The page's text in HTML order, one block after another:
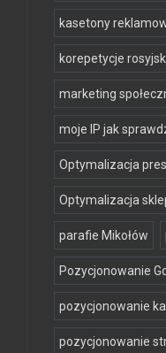
kasetony
korepetycje
marketing
moje IP jak
Optymalizacja
Optymalizacja
parafie Mikołów
Pozycjonowanie
pozycjonowanie
pozycjonowanie